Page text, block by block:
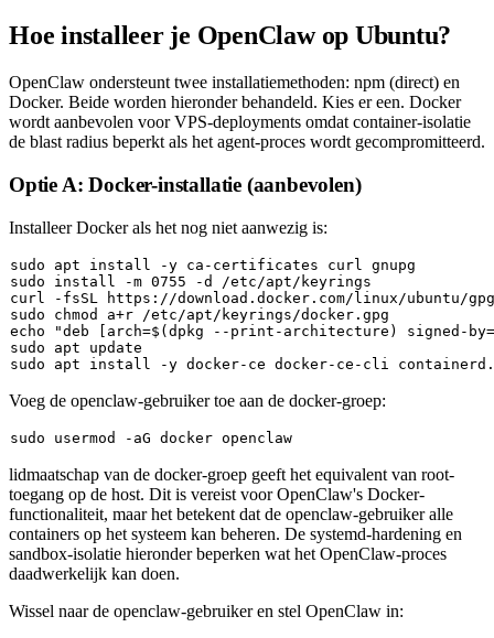
Hoe installeer je OpenClaw op Ubuntu?
OpenClaw ondersteunt twee installatiemethoden: npm (direct) en
Docker. Beide worden hieronder behandeld. Kies er een. Docker
wordt aanbevolen voor VPS-deployments omdat container-isolatie
de blast radius beperkt als het agent-proces wordt gecompromitteerd.
Optie A: Docker-installatie (aanbevolen)
Installeer Docker als het nog niet aanwezig is:
sudo
sudo install -m 0755 -d /etc/apt/keyrings
curl -fsSL https://download.docker.com/linux/ubuntu/
sudo
chmod
echo
"deb [arch=$(dpkg --print-architecture)
signed-
sudo
sudo
Voeg de openclaw-gebruiker toe aan de docker-groep:
sudo
lidmaatschap van de docker-groep geeft het equivalent van root-
toegang op de host. Dit is vereist voor OpenClaw's Docker-
functionaliteit, maar het betekent dat de openclaw-gebruiker alle
containers op het systeem kan beheren. De systemd-hardening en
sandbox-isolatie hieronder beperken wat het OpenClaw-proces
daadwerkelijk kan doen.
Wissel naar de openclaw-gebruiker en stel OpenClaw in: